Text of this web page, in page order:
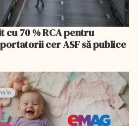
cu 70 % RCA pentru
cer ASF să publice